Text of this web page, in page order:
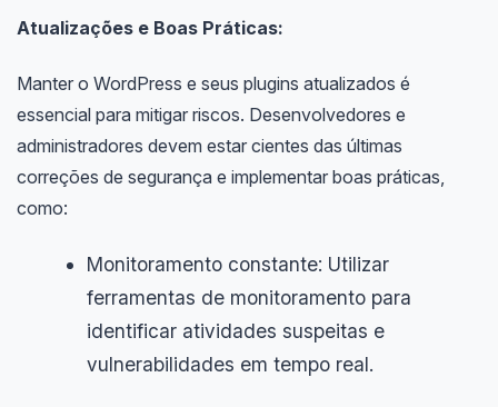
Atualizações e Boas Práticas:
Manter o WordPress e seus plugins atualizados é
essencial para mitigar riscos. Desenvolvedores e
administradores devem estar cientes das últimas
correções de segurança e implementar boas práticas,
como:
Monitoramento constante: Utilizar
ferramentas de monitoramento para
identificar atividades suspeitas e
vulnerabilidades em tempo real.